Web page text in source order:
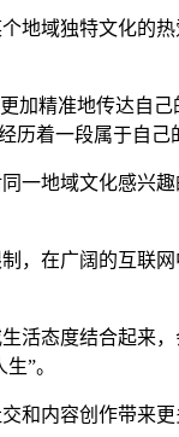
地域独特文化的
加精准地传达自
历着一段属于自己
一地域文化感兴
，在广阔的互联
活态度结合起来
”。
内容创作带来更